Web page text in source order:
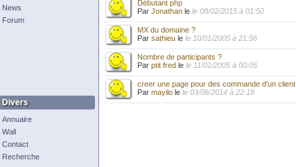
News
Forum
Divers
Annuaire
Wall
Contact
Recherche
Débutant php
Par Jonathan le le 08/02/2015 à 01:50
MX du domaine ?
Par sathieu le le 10/01/2005 à 21:56
Nombre de participants ?
Par ptit fred le le 11/01/2005 à 00:05
creer une page pour des commande d'un client
Par mayilo le le 03/06/2014 à 22:18